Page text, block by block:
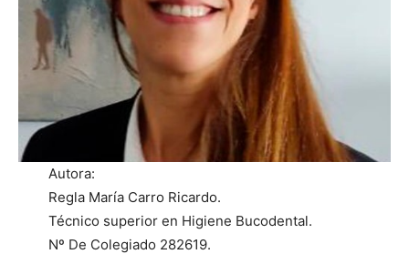
Autora:
Regla María Carro Ricardo.
Técnico superior en Higiene Bucodental.
Nº De Colegiado 282619.